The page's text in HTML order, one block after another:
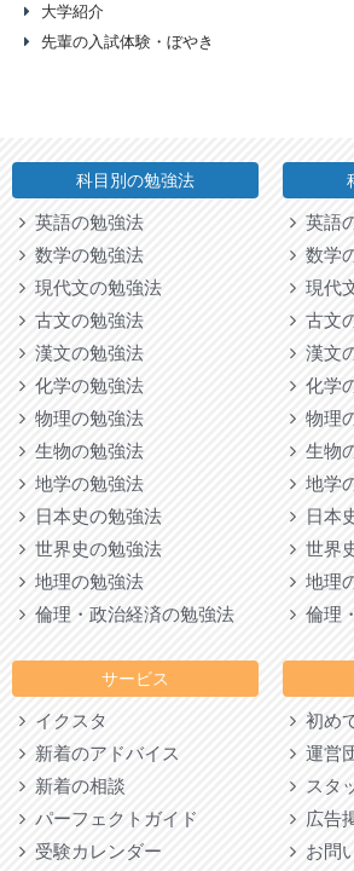
大学紹介
先輩の入試体験・ぼやき
科目別の勉強法
英語の勉強法
数学の勉強法
現代文の勉強法
古文の勉強法
漢文の勉強法
化学の勉強法
物理の勉強法
生物の勉強法
地学の勉強法
日本史の勉強法
世界史の勉強法
地理の勉強法
倫理・政治経済の勉強法
サービス
イクスタ
新着のアドバイス
新着の相談
パーフェクトガイド
受験カレンダー
英語
数学
現代
古文
漢文
化学
物理
生物
地学
日本
世界
地理
倫理
初め
運営
スタ
広告
お問